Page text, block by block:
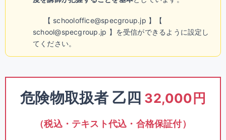
【 schooloffice@specgroup.jp 】【
school@specgroup.jp 】を受信ができるように設定し
てください。
危険物取扱者 乙四 32,000円
（税込・テキスト代込・合格保証付）